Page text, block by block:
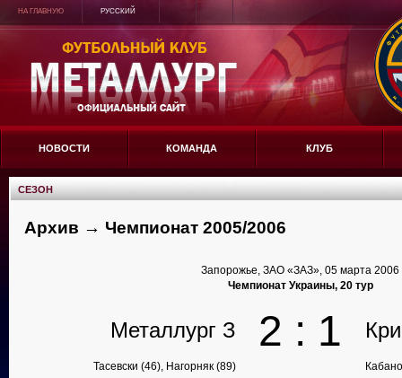
НА ГЛАВНУЮ РУССКИЙ
НОВОСТИ КОМАНДА КЛУБ
СЕЗОН
Архив → Чемпионат 2005/2006
Запорожье, ЗАО «ЗАЗ», 05 марта 2006
Чемпионат Украины, 20 тур
Металлург З 2 : 1
Тасевски (46), Нагорняк (89)